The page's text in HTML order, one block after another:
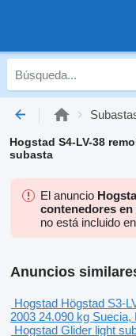
Hogstad S4-LV-38
subasta
El anuncio
contenedores
no está incluido
Anuncios
Hogstad Högstad S3-
2003 24.090 kg Suecia,
Hogstad Glider light